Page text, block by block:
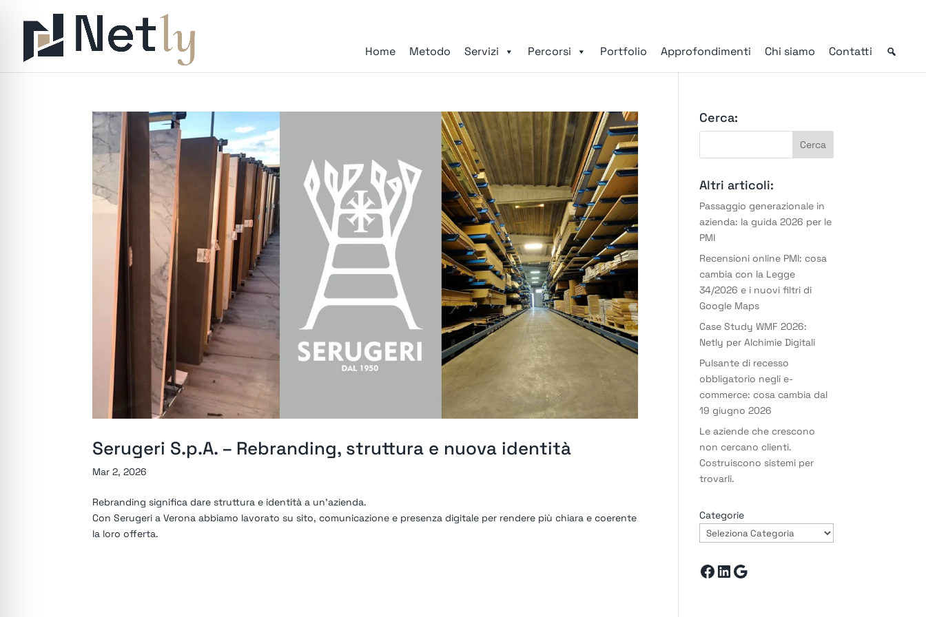
Home Metodo Servizi Percorsi Portfolio Approfondimenti Chi siamo Contatti
Serugeri S.p.A. – Rebranding, struttura e nuova identità
Mar 2, 2026
Rebranding significa dare struttura e identità a un’azienda.
Con Serugeri a Verona abbiamo lavorato su sito, comunicazione e presenza digitale per rendere più chiara e coerente
la loro offerta.
Cerca:
Altri articoli:
Passaggio generazionale in
azienda: la guida 2026 per le
PMI
Recensioni online PMI: cosa
cambia con la Legge
34/2026 e i nuovi filtri di
Google Maps
Case Study WMF 2026:
Netly per Alchimie Digitali
Pulsante di recesso
obbligatorio negli e-
commerce: cosa cambia dal
19 giugno 2026
Le aziende che crescono
non cercano clienti.
Costruiscono sistemi per
trovarli.
Categorie
Facebook
LinkedIn
Google